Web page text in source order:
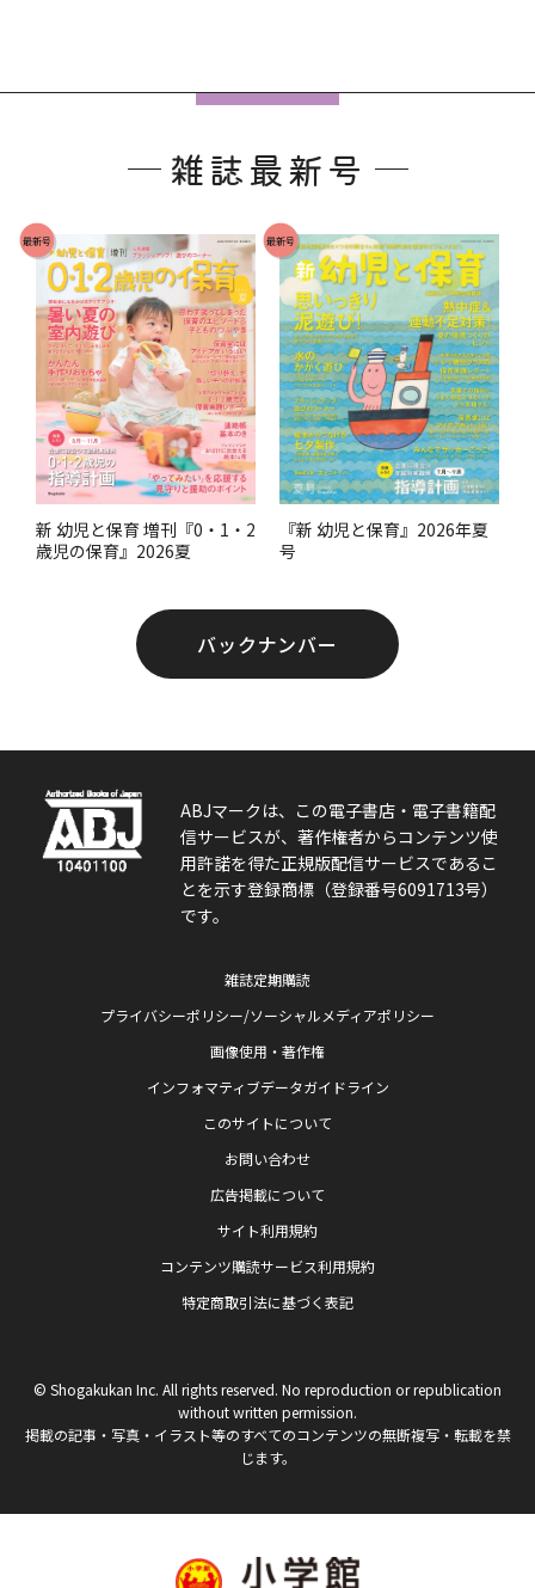
雑誌最新号
最新号
新 幼児と保育 増刊『0・1・2
歳児の保育』2026夏
最新号
『新 幼児と保育』2026年夏
号
バックナンバー
ABJマークは、この電子書店・電子書籍配
信サービスが、著作権者からコンテンツ使
用許諾を得た正規版配信サービスであるこ
とを示す登録商標（登録番号6091713号）
です。
雑誌定期購読
プライバシーポリシー/ソーシャルメディアポリシー
画像使用・著作権
インフォマティブデータガイドライン
このサイトについて
お問い合わせ
広告掲載について
サイト利用規約
コンテンツ購読サービス利用規約
特定商取引法に基づく表記
© Shogakukan Inc. All rights reserved. No reproduction or republication
without written permission.
掲載の記事・写真・イラスト等のすべてのコンテンツの無断複写・転載を禁
じます。